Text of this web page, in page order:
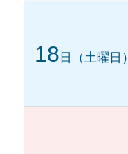
18 日（土曜日）